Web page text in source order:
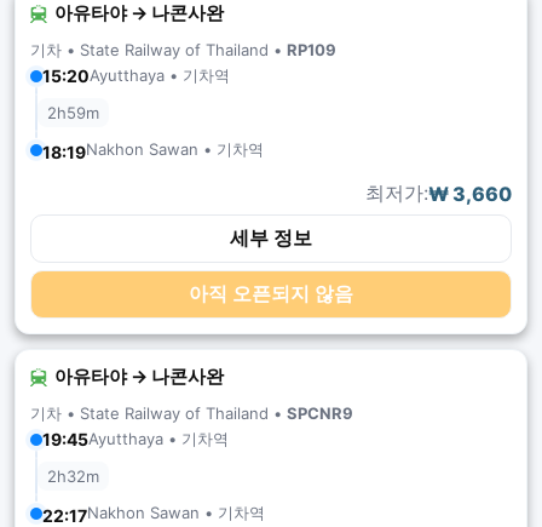
아유타야 → 나콘사완
기차 • State Railway of Thailand • RP109
15:20Ayutthaya • 기차역
2h59m
18:19Nakhon Sawan • 기차역
최저가:₩ 3,660
세부 정보
아직 오픈되지 않음
아유타야 → 나콘사완
기차 • State Railway of Thailand • SPCNR9
19:45Ayutthaya • 기차역
2h32m
22:17Nakhon Sawan • 기차역